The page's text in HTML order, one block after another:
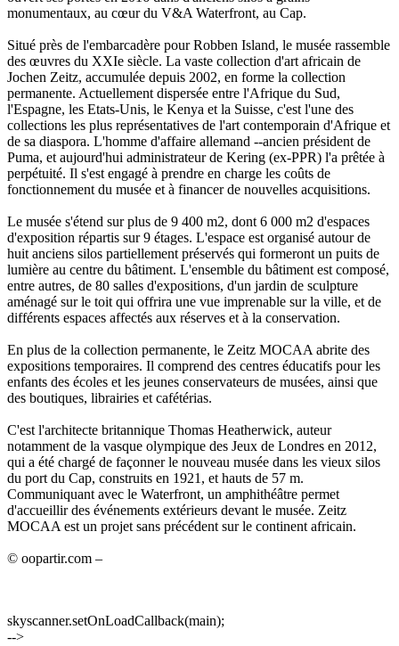
monumentaux, au cœur du V&A Waterfront, au Cap.
Situé près de l'embarcadère pour Robben Island, le musée rassemble
des œuvres du XXIe siècle. La vaste collection d'art africain de
Jochen Zeitz, accumulée depuis 2002, en forme la collection
permanente. Actuellement dispersée entre l'Afrique du Sud,
l'Espagne, les Etats-Unis, le Kenya et la Suisse, c'est l'une des
collections les plus représentatives de l'art contemporain d'Afrique et
de sa diaspora. L'homme d'affaire allemand --ancien président de
Puma, et aujourd'hui administrateur de Kering (ex-PPR) l'a prêtée à
perpétuité. Il s'est engagé à prendre en charge les coûts de
fonctionnement du musée et à financer de nouvelles acquisitions.
Le musée s'étend sur plus de 9 400 m2, dont 6 000 m2 d'espaces
d'exposition répartis sur 9 étages. L'espace est organisé autour de
huit anciens silos partiellement préservés qui formeront un puits de
lumière au centre du bâtiment. L'ensemble du bâtiment est composé,
entre autres, de 80 salles d'expositions, d'un jardin de sculpture
aménagé sur le toit qui offrira une vue imprenable sur la ville, et de
différents espaces affectés aux réserves et à la conservation.
En plus de la collection permanente, le Zeitz MOCAA abrite des
expositions temporaires. Il comprend des centres éducatifs pour les
enfants des écoles et les jeunes conservateurs de musées, ainsi que
des boutiques, librairies et cafétérias.
C'est l'architecte britannique Thomas Heatherwick, auteur
notamment de la vasque olympique des Jeux de Londres en 2012,
qui a été chargé de façonner le nouveau musée dans les vieux silos
du port du Cap, construits en 1921, et hauts de 57 m.
Communiquant avec le Waterfront, un amphithéâtre permet
d'accueillir des événements extérieurs devant le musée. Zeitz
MOCAA est un projet sans précédent sur le continent africain.
© oopartir.com –
skyscanner.setOnLoadCallback(main);
-->